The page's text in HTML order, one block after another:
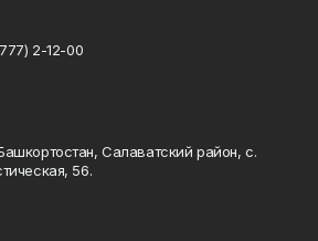
2-12-00
Салаватский район, с.
56.